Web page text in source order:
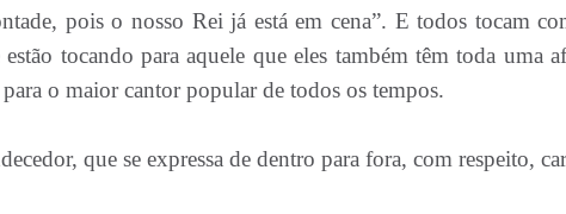
pois o nosso Rei já está em cena”. E todos tocam
tocando para aquele que eles também têm toda uma
o maior cantor popular de todos os tempos.
que se expressa de dentro para fora, com respeito,